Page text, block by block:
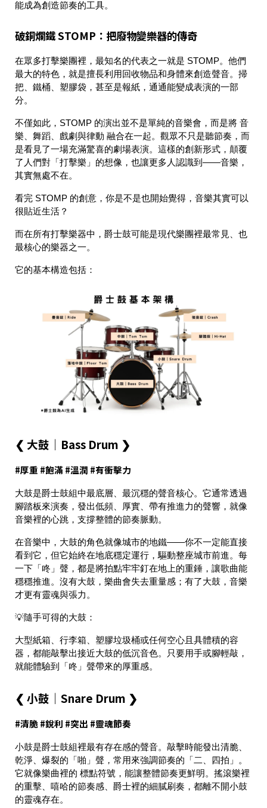
能成為創造節奏的工具。
破銅爛鐵 STOMP：把廢物變樂器的傳奇
在眾多打擊樂團裡，最知名的代表之一就是 STOMP。他們
最大的特色，就是擅長利用回收物品和身體來創造聲音。掃
把、鐵桶、塑膠袋，甚至是報紙，通通能變成表演的一部
分。
不僅如此，STOMP 的演出並不是單純的音樂會，而是將 音
樂、舞蹈、戲劇與律動 融合在一起。觀眾不只是聽節奏，而
是看見了一場充滿驚喜的劇場表演。這樣的創新形式，顛覆
了人們對「打擊樂」的想像，也讓更多人認識到——音樂，
其實無處不在。
看完 STOMP 的創意，你是不是也開始覺得，音樂其實可以
很貼近生活？
而在所有打擊樂器中， 爵士鼓可能是現代樂團裡最常見、也
最核心的樂器之一。
它的基本構造包括：
❮ 大鼓｜Bass Drum ❯
#厚重 #飽滿 #溫潤 #有衝擊力
大鼓是爵士鼓組中最底層、最沉穩的聲音核心。它通常透過
腳踏板來演奏，發出低頻、厚實、帶有推進力的聲響，就像
音樂裡的心跳，支撐整體的節奏脈動。
在音樂中，大鼓的角色就像城市的地鐵——你不一定能直接
看到它，但它始終在地底穩定運行，驅動整座城市前進。每
一下「咚」聲，都是將拍點牢牢釘在地上的重錘，讓歌曲能
穩穩推進。沒有大鼓，樂曲會失去重量感；有了大鼓，音樂
才更有靈魂與張力。
💡隨手可得的大鼓：
大型紙箱、行李箱、塑膠垃圾桶或任何空心且具體積的容
器，都能敲擊出接近大鼓的低沉音色。只要用手或腳輕敲，
就能體驗到「咚」聲帶來的厚重感。
❮ 小鼓｜Snare Drum ❯
#清脆 #銳利 #突出 #靈魂節奏
小鼓是爵士鼓組裡最有存在感的聲音。敲擊時能發出清脆、
乾淨、爆裂的「啪」聲，常用來強調節奏的「二、四拍」。
它就像樂曲裡的 標點符號 ，能讓整體節奏更鮮明。搖滾樂裡
的重擊、嘻哈的節奏感、爵士裡的細膩刷奏，都離不開小鼓
的靈魂存在。